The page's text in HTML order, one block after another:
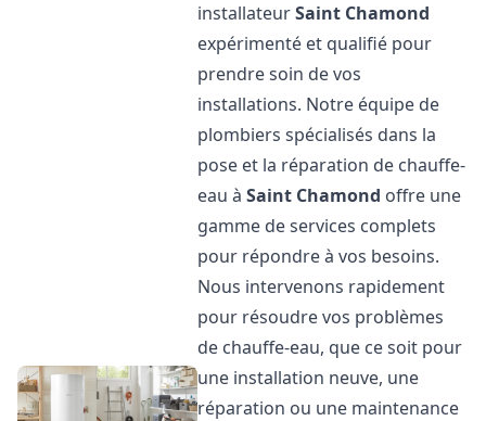
installateurSaint Chamond
expérimenté et qualifié pour
prendre soin de vos
installations. Notre équipe de
plombiers spécialisés dans la
pose et la réparation de chauffe-
eau àSaint Chamond offre une
gamme de services complets
pour répondre à vos besoins.
Nous intervenons rapidement
pour résoudre vos problèmes
de chauffe-eau, que ce soit pour
une installation neuve, une
réparation ou une maintenance